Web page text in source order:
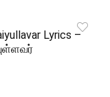
Lyrics –